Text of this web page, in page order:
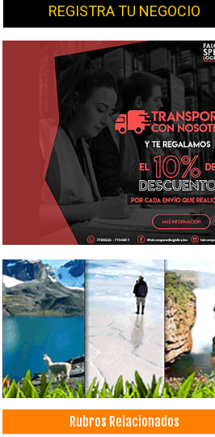
REGISTRA TU NEGOCIO
Rubros Relacionados